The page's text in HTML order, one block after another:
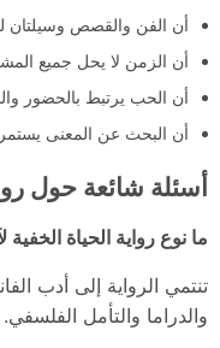
أن الفن والقصص وسيلتان
أن الزمن لا يحل جميع
أن الحب يرتبط بالحضور
أن البحث عن المعنى
أسئلة شائعة حول
ما نوع رواية الحياة الخفية
تنتمي الرواية إلى أدب
والدراما والتأمل الفلسفي.